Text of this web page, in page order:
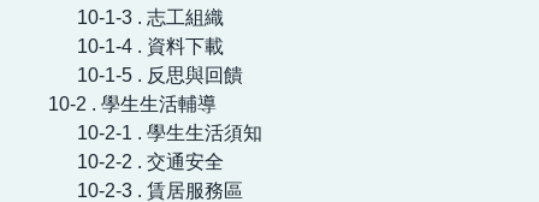
10-1-3 . 志工組織
10-1-4 . 資料下載
10-1-5 . 反思與回饋
10-2 . 學生生活輔導
10-2-1 . 學生生活須知
10-2-2 . 交通安全
10-2-3 . 賃居服務區